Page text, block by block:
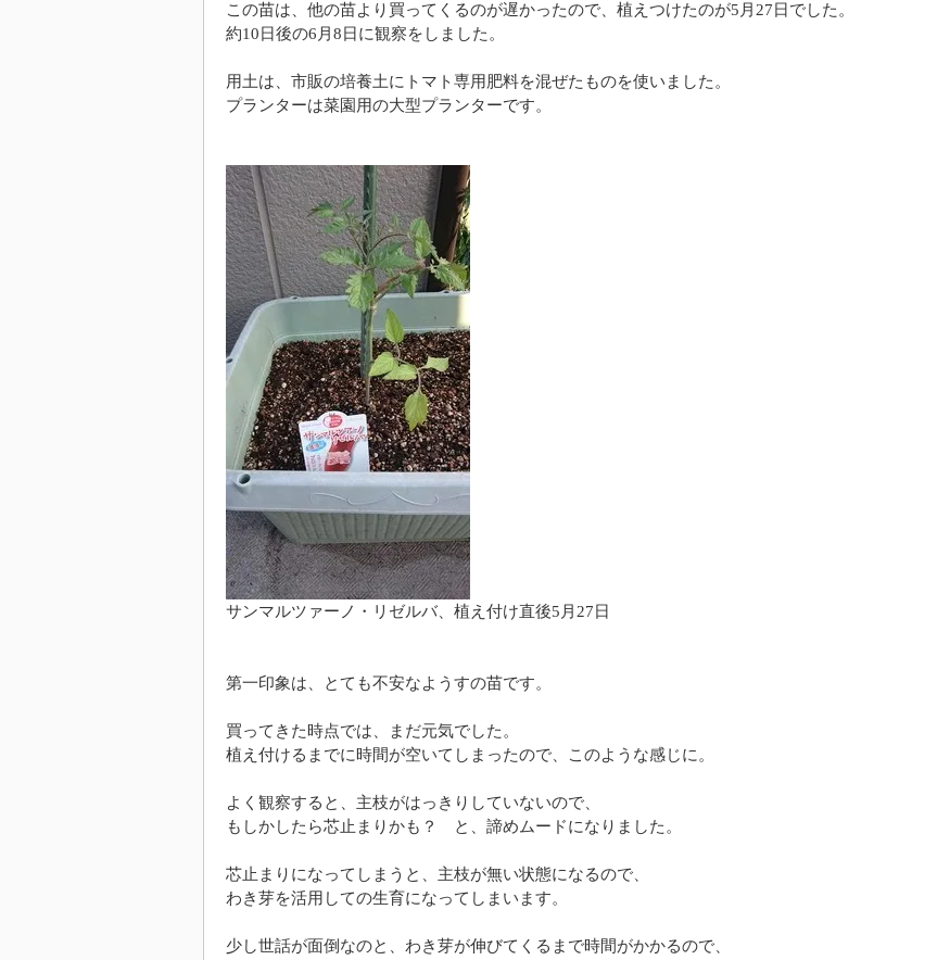
この苗は、他の苗より買ってくるのが遅かったので、植えつけたのが5月27日でした。
約10日後の6月8日に観察をしました。
用土は、市販の培養土にトマト専用肥料を混ぜたものを使いました。
プランターは菜園用の大型プランターです。
サンマルツァーノ・リゼルバ、植え付け直後5月27日
第一印象は、とても不安なようすの苗です。
買ってきた時点では、まだ元気でした。
植え付けるまでに時間が空いてしまったので、このような感じに。
よく観察すると、主枝がはっきりしていないので、
もしかしたら芯止まりかも？ と、諦めムードになりました。
芯止まりになってしまうと、主枝が無い状態になるので、
わき芽を活用しての生育になってしまいます。
少し世話が面倒なのと、わき芽が伸びてくるまで時間がかかるので、